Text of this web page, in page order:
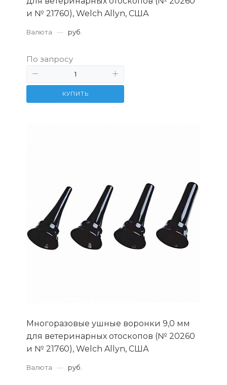
и № 21760), Welch Allyn, США
Валюта — руб.
По запросу
КУПИТЬ
Многоразовые ушные воронки 9,0 мм
для ветеринарных отоскопов (№ 20260
и № 21760), Welch Allyn, США
Валюта — руб.